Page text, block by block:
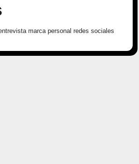
marca personal redes sociales